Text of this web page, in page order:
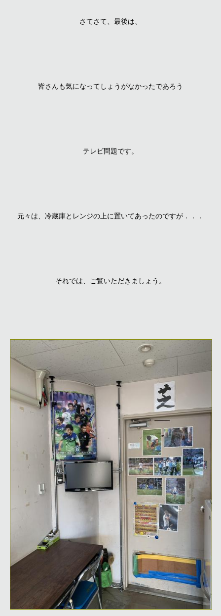
さてさて、最後は、
皆さんも気になってしょうがなかったであろう
テレビ問題です。
元々は、冷蔵庫とレンジの上に置いてあったのですが．．．
それでは、ご覧いただきましょう。